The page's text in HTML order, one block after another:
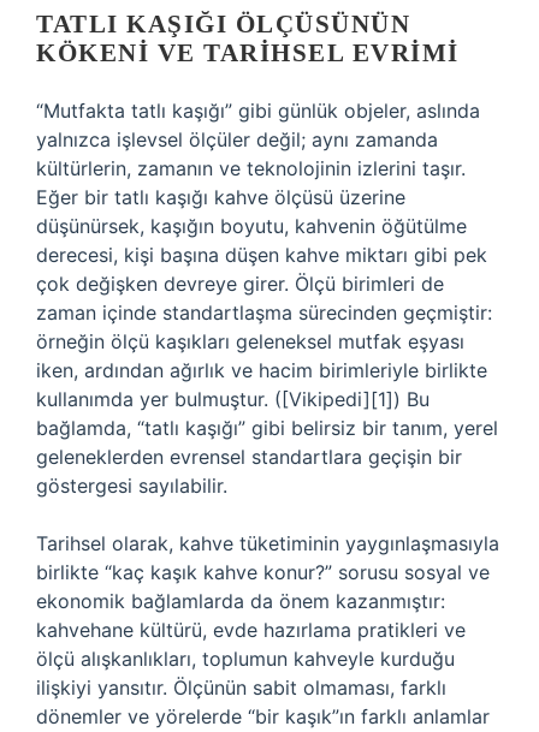
TATLI KAŞIĞI ÖLÇÜSÜNÜN
KÖKENI VE TARIHSEL EVRIMI
“Mutfakta tatlı kaşığı” gibi günlük objeler, aslında
yalnızca işlevsel ölçüler değil; aynı zamanda
kültürlerin, zamanın ve teknolojinin izlerini taşır.
Eğer bir tatlı kaşığı kahve ölçüsü üzerine
düşünürsek, kaşığın boyutu, kahvenin öğütülme
derecesi, kişi başına düşen kahve miktarı gibi pek
çok değişken devreye girer. Ölçü birimleri de
zaman içinde standartlaşma sürecinden geçmiştir:
örneğin ölçü kaşıkları geleneksel mutfak eşyası
iken, ardından ağırlık ve hacim birimleriyle birlikte
kullanımda yer bulmuştur. ([Vikipedi][1]) Bu
bağlamda, “tatlı kaşığı” gibi belirsiz bir tanım, yerel
geleneklerden evrensel standartlara geçişin bir
göstergesi sayılabilir.
Tarihsel olarak, kahve tüketiminin yaygınlaşmasıyla
birlikte “kaç kaşık kahve konur?” sorusu sosyal ve
ekonomik bağlamlarda da önem kazanmıştır:
kahvehane kültürü, evde hazırlama pratikleri ve
ölçü alışkanlıkları, toplumun kahveyle kurduğu
ilişkiyi yansıtır. Ölçünün sabit olmaması, farklı
dönemler ve yörelerde “bir kaşık”ın farklı anlamlar